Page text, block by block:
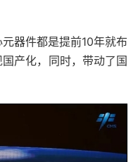
器件都是提前10年就布
产化，同时，带动了国